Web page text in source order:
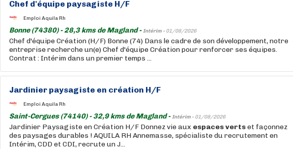
Chef d'équipe paysagiste H/F
Emploi Aquila Rh
Bonne (74380) - 28,3 kms de Magland -Intérim - 01/08/2026
Chef d'équipe Création (H/F) Bonne (74) Dans le cadre de son développement, notre
entreprise recherche un(e) Chef d'équipe Création pour renforcer ses équipes.
Contrat : Intérim dans un premier temps ...
Jardinier paysagiste en création H/F
Emploi Aquila Rh
Saint-Cergues (74140) - 32,9 kms de Magland -Intérim - 01/08/2026
Jardinier Paysagiste en Création H/F Donnez vie aux espacesvertset façonnez
des paysages durables ! AQUILA RH Annemasse, spécialiste du recrutement en
Intérim, CDD et CDI, recrute un J...